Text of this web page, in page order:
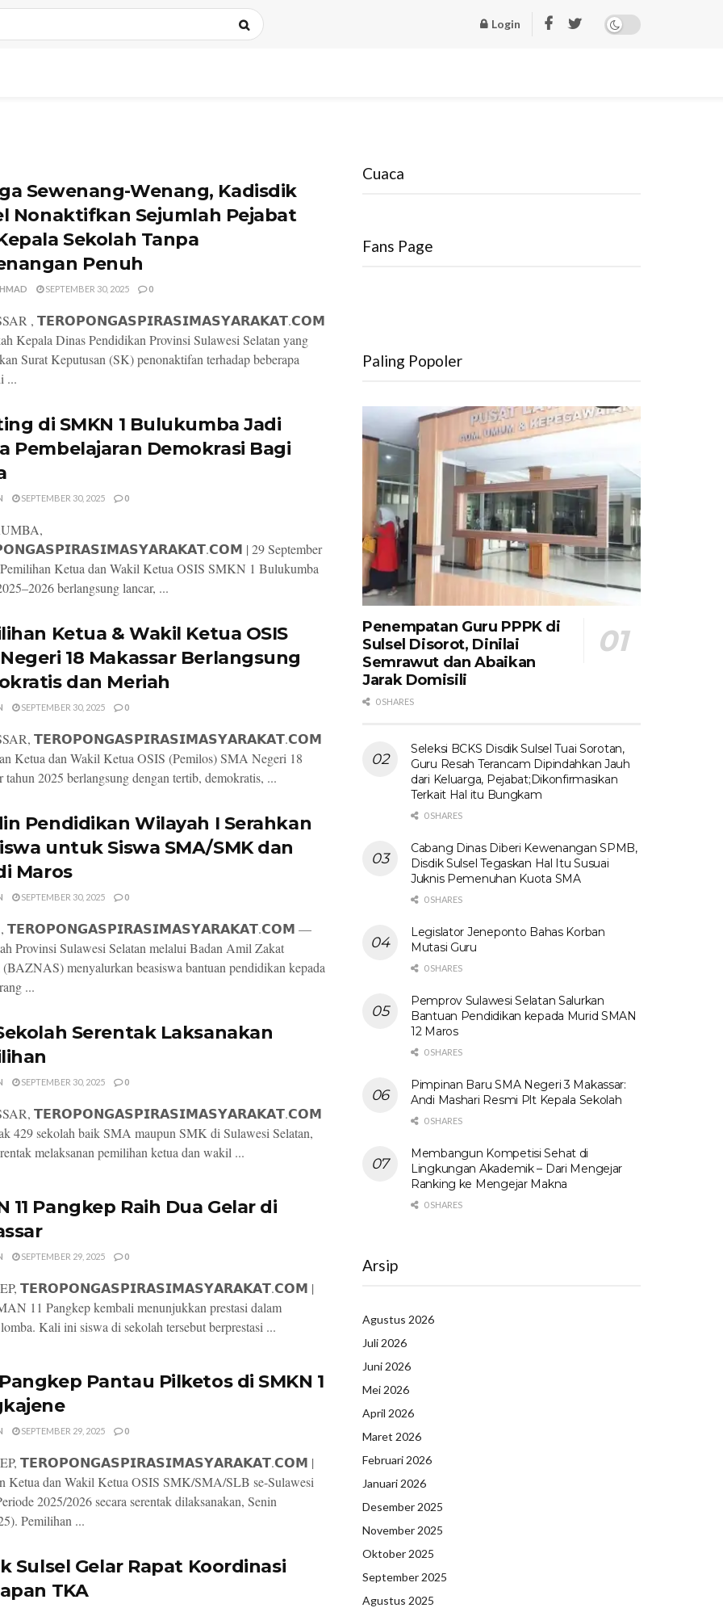
Login
Sewenang-Wenang, Kadisdik
Nonaktifkan Sejumlah Pejabat
Sekolah Tanpa
Penuh
SEPTEMBER 30, 2025 0
, 𝗧𝗘𝗥𝗢𝗣𝗢𝗡𝗚𝗔𝗦𝗣𝗜𝗥𝗔𝗦𝗜𝗠𝗔𝗦𝗬𝗔𝗥𝗔𝗞𝗔𝗧.𝗖𝗢𝗠
Kepala Dinas Pendidikan Provinsi Sulawesi Selatan yang
Surat Keputusan (SK) penonaktifan terhadap beberapa
...
di SMKN 1 Bulukumba Jadi
Pembelajaran Demokrasi Bagi
SEPTEMBER 30, 2025 0
| 29 September
Ketua dan Wakil Ketua OSIS SMKN 1 Bulukumba
berlangsung lancar, ...
Ketua & Wakil Ketua OSIS
18 Makassar Berlangsung
dan Meriah
SEPTEMBER 30, 2025 0
𝗧𝗘𝗥𝗢𝗣𝗢𝗡𝗚𝗔𝗦𝗣𝗜𝗥𝗔𝗦𝗜𝗠𝗔𝗦𝗬𝗔𝗥𝗔𝗞𝗔𝗧.𝗖𝗢𝗠
Ketua dan Wakil Ketua OSIS (Pemilos) SMA Negeri 18
tahun 2025 berlangsung dengan tertib, demokratis, ...
Pendidikan Wilayah I Serahkan
untuk Siswa SMA/SMK dan
Maros
SEPTEMBER 30, 2025 0
𝗧𝗘𝗥𝗢𝗣𝗢𝗡𝗚𝗔𝗦𝗣𝗜𝗥𝗔𝗦𝗜𝗠𝗔𝗦𝗬𝗔𝗥𝗔𝗞𝗔𝗧.𝗖𝗢𝗠 —
Provinsi Sulawesi Selatan melalui Badan Amil Zakat
menyalurkan beasiswa bantuan pendidikan kepada
...
Serentak Laksanakan
SEPTEMBER 30, 2025 0
𝗧𝗘𝗥𝗢𝗣𝗢𝗡𝗚𝗔𝗦𝗣𝗜𝗥𝗔𝗦𝗜𝗠𝗔𝗦𝗬𝗔𝗥𝗔𝗞𝗔𝗧.𝗖𝗢𝗠
429 sekolah baik SMA maupun SMK di Sulawesi Selatan,
melaksanan pemilihan ketua dan wakil ...
11 Pangkep Raih Dua Gelar di
SEPTEMBER 29, 2025 0
𝗧𝗘𝗥𝗢𝗣𝗢𝗡𝗚𝗔𝗦𝗣𝗜𝗥𝗔𝗦𝗜𝗠𝗔𝗦𝗬𝗔𝗥𝗔𝗞𝗔𝗧.𝗖𝗢𝗠 |
11 Pangkep kembali menunjukkan prestasi dalam
Kali ini siswa di sekolah tersebut berprestasi ...
Pantau Pilketos di SMKN 1
SEPTEMBER 29, 2025 0
𝗧𝗘𝗥𝗢𝗣𝗢𝗡𝗚𝗔𝗦𝗣𝗜𝗥𝗔𝗦𝗜𝗠𝗔𝗦𝗬𝗔𝗥𝗔𝗞𝗔𝗧.𝗖𝗢𝗠 |
Ketua dan Wakil Ketua OSIS SMK/SMA/SLB se-Sulawesi
2025/2026 secara serentak dilaksanakan, Senin
Pemilihan ...
Sulsel Gelar Rapat Koordinasi
TKA
Cuaca
Fans Page
Paling Popoler
Penempatan Guru PPPK di
Sulsel Disorot, Dinilai
Semrawut dan Abaikan
Jarak Domisili
0 SHARES
Seleksi BCKS Disdik Sulsel Tuai Sorotan,
Guru Resah Terancam Dipindahkan Jauh
dari Keluarga, Pejabat;Dikonfirmasikan
Terkait Hal itu Bungkam
0 SHARES
Cabang Dinas Diberi Kewenangan SPMB,
Disdik Sulsel Tegaskan Hal Itu Susuai
Juknis Pemenuhan Kuota SMA
0 SHARES
Legislator Jeneponto Bahas Korban
Mutasi Guru
0 SHARES
Pemprov Sulawesi Selatan Salurkan
Bantuan Pendidikan kepada Murid SMAN
12 Maros
0 SHARES
Pimpinan Baru SMA Negeri 3 Makassar:
Andi Mashari Resmi Plt Kepala Sekolah
0 SHARES
Membangun Kompetisi Sehat di
Lingkungan Akademik – Dari Mengejar
Ranking ke Mengejar Makna
0 SHARES
Arsip
Agustus 2026
Juli 2026
Juni 2026
Mei 2026
April 2026
Maret 2026
Februari 2026
Januari 2026
Desember 2025
November 2025
Oktober 2025
September 2025
Agustus 2025